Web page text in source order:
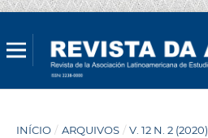
INÍCIO / ARQUIVOS / V. 12 N. 2 (2020)